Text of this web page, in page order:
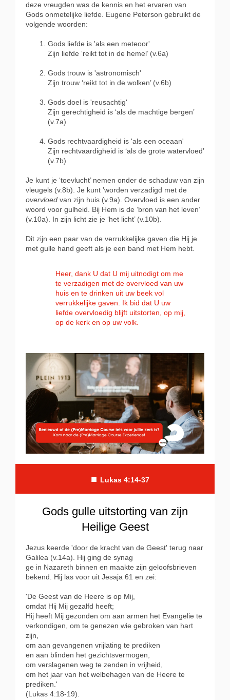
deze vreugden was de kennis en het ervaren van
Gods onmetelijke liefde. Eugene Peterson gebruikt de
volgende woorden:
Gods liefde is 'als een meteoor'
Zijn liefde ‘reikt tot in de hemel’ (v.6a)
Gods trouw is 'astronomisch'
Zijn trouw ‘reikt tot in de wolken’ (v.6b)
Gods doel is 'reusachtig'
Zijn gerechtigheid is ‘als de machtige bergen’
(v.7a)
Gods rechtvaardigheid is 'als een oceaan'
Zijn rechtvaardigheid is ‘als de grote watervloed’
(v.7b)
Je kunt je ‘toevlucht’ nemen onder de schaduw van zijn
vleugels (v.8b). Je kunt ’worden verzadigd met de
overvloed van zijn huis (v.9a). Overvloed is een ander
woord voor gulheid. Bij Hem is de ‘bron van het leven’
(v.10a). In zijn licht zie je ‘het licht’ (v.10b).
Dit zijn een paar van de verrukkelijke gaven die Hij je
met gulle hand geeft als je een band met Hem hebt.
Heer, dank U dat U mij uitnodigt om me
te verzadigen met de overvloed van uw
huis en te drinken uit uw beek vol
verrukkelijke gaven. Ik bid dat U uw
liefde overvloedig blijft uitstorten, op mij,
op de kerk en op uw volk.
■ Lukas 4:14-37
Gods gulle uitstorting van zijn
Heilige Geest
Jezus keerde 'door de kracht van de Geest' terug naar
Galilea (v.14a). Hij ging de synag
ge in Nazareth binnen en maakte zijn geloofsbrieven
bekend. Hij las voor uit Jesaja 61 en zei:
'De Geest van de Heere is op Mij,
omdat Hij Mij gezalfd heeft;
Hij heeft Mij gezonden om aan armen het Evangelie te
verkondigen, om te genezen wie gebroken van hart
zijn,
om aan gevangenen vrijlating te prediken
en aan blinden het gezichtsvermogen,
om verslagenen weg te zenden in vrijheid,
om het jaar van het welbehagen van de Heere te
prediken.'
(Lukas 4:18-19).